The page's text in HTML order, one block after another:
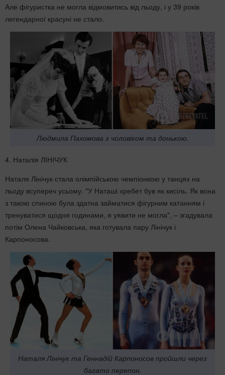
Але фігуристка не могла відмовитись від льоду, і у 39 років
легендарної красуні не стало.
Людмила Пахомова з чоловіком та донькою.
4. Наталія ЛІНІЧУК
Наталя Лінічук стала олімпійською чемпіонкою у танцях на
льоду всупереч усьому. "У Наташі хребет був як кисіль. Як вона
з такою спиною була здатна займатися фігурним катанням і
тренуватися щодня годинами, я уявити не могла", – згадувала
потім Олена Чайковська, яка готувала пару Лінічук і
Карпоносова.
Наталя Лінічук та Геннадій Карпоносов пройшли через
багато перепон.